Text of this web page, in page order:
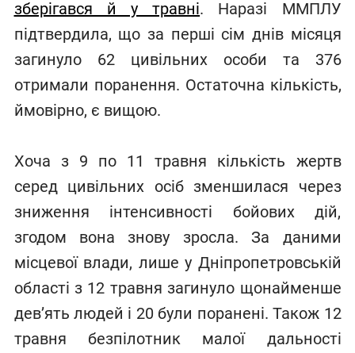
зберігався й у травні. Наразі ММПЛУ
підтвердила, що за перші сім днів місяця
загинуло 62 цивільних особи та 376
отримали поранення. Остаточна кількість,
ймовірно, є вищою.
Хоча з 9 по 11 травня кількість жертв
серед цивільних осіб зменшилася через
зниження інтенсивності бойових дій,
згодом вона знову зросла. За даними
місцевої влади, лише у Дніпропетровській
області з 12 травня загинуло щонайменше
дев’ять людей і 20 були поранені. Також 12
травня безпілотник малої дальності